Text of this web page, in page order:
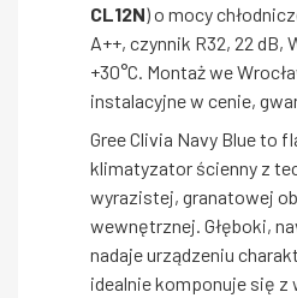
CL12N) o mocy
A++, czynnik R32, 22 dB,
+30°C. Montaż we
instalacyjne w cenie,
Gree Clivia Navy Blue to
klimatyzator ścienny z
wyrazistej, granatowej
wewnętrznej. Głęboki,
nadaje urządzeniu
idealnie komponuje się z